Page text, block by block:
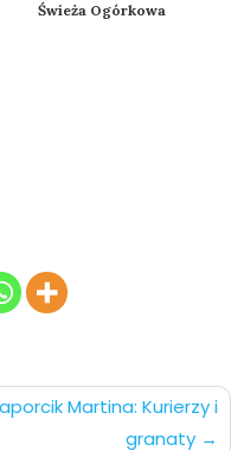
Świeża Ogórkowa
Martina: Kurierzy i
granaty